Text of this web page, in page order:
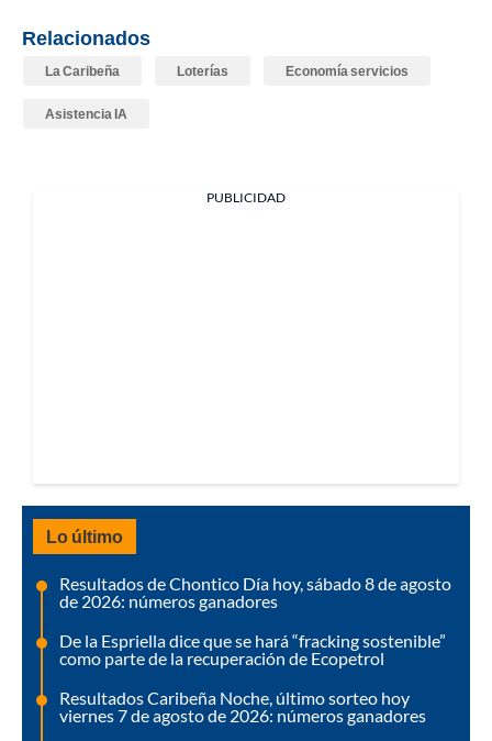
Relacionados
La Caribeña Loterías Economía servicios
Asistencia IA
PUBLICIDAD
Lo último
Resultados de Chontico Día hoy, sábado 8 de agosto
de 2026: números ganadores
De la Espriella dice que se hará “fracking sostenible”
como parte de la recuperación de Ecopetrol
Resultados Caribeña Noche, último sorteo hoy
viernes 7 de agosto de 2026: números ganadores